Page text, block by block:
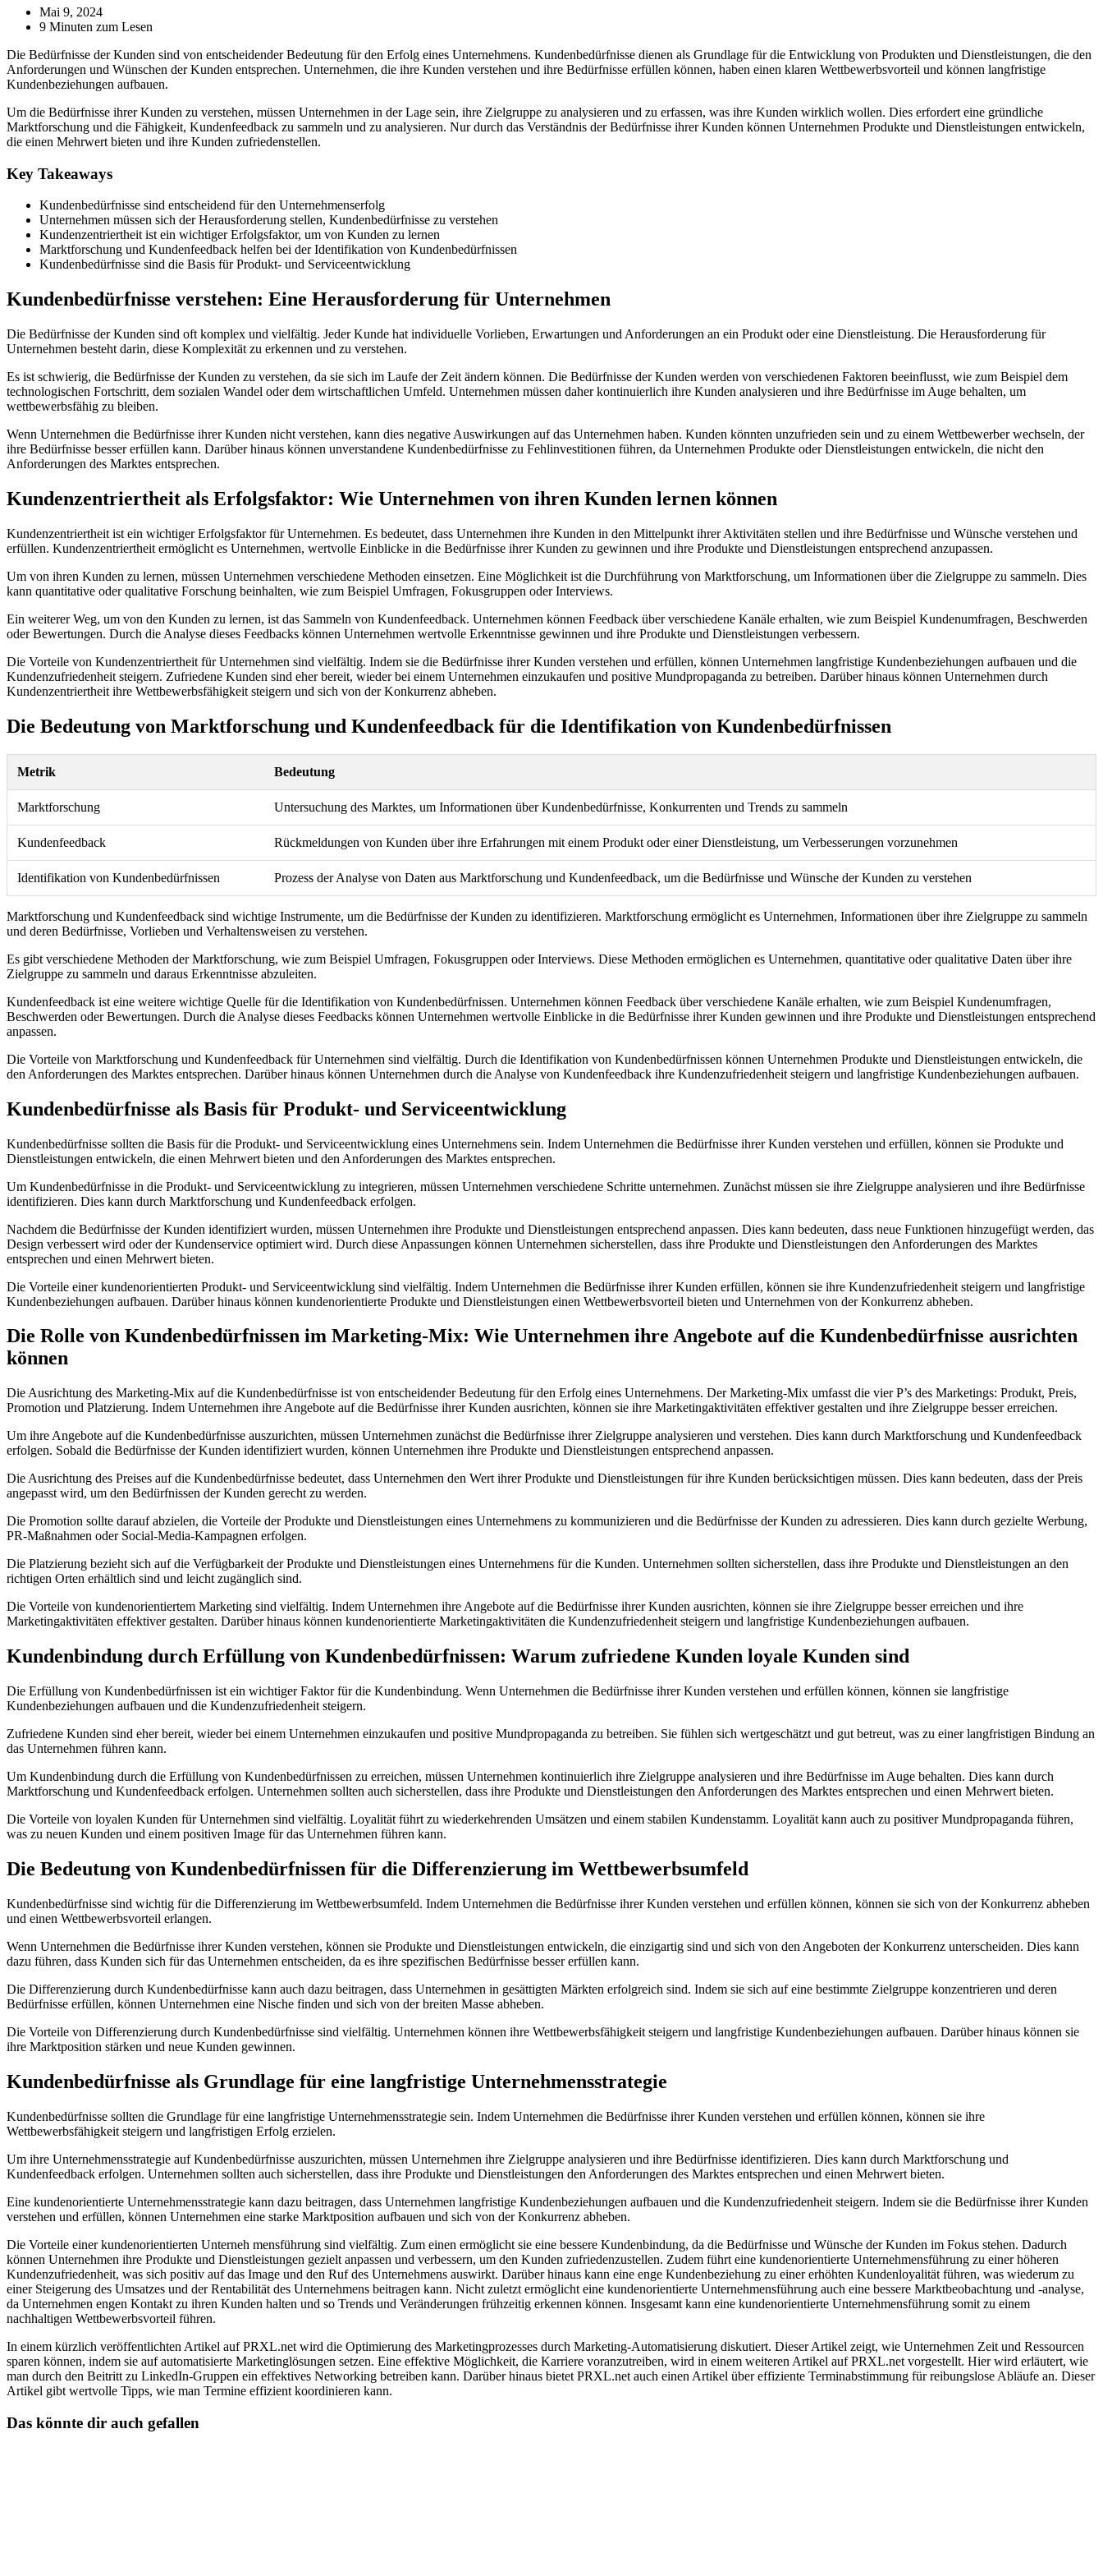
Mai 9, 2024
9 Minuten zum Lesen
Die Bedürfnisse der Kunden sind von entscheidender Bedeutung für den Erfolg eines Unternehmens. Kundenbedürfnisse dienen als Grundlage für die Entwicklung von Produkten und Dienstleistungen, die den
Anforderungen und Wünschen der Kunden entsprechen. Unternehmen, die ihre Kunden verstehen und ihre Bedürfnisse erfüllen können, haben einen klaren Wettbewerbsvorteil und können langfristige
Kundenbeziehungen aufbauen.
Um die Bedürfnisse ihrer Kunden zu verstehen, müssen Unternehmen in der Lage sein, ihre Zielgruppe zu analysieren und zu erfassen, was ihre Kunden wirklich wollen. Dies erfordert eine gründliche
Marktforschung und die Fähigkeit, Kundenfeedback zu sammeln und zu analysieren. Nur durch das Verständnis der Bedürfnisse ihrer Kunden können Unternehmen Produkte und Dienstleistungen entwickeln,
die einen Mehrwert bieten und ihre Kunden zufriedenstellen.
Key Takeaways
Kundenbedürfnisse sind entscheidend für den Unternehmenserfolg
Unternehmen müssen sich der Herausforderung stellen, Kundenbedürfnisse zu verstehen
Kundenzentriertheit ist ein wichtiger Erfolgsfaktor, um von Kunden zu lernen
Marktforschung und Kundenfeedback helfen bei der Identifikation von Kundenbedürfnissen
Kundenbedürfnisse sind die Basis für Produkt- und Serviceentwicklung
Kundenbedürfnisse verstehen: Eine Herausforderung für Unternehmen
Die Bedürfnisse der Kunden sind oft komplex und vielfältig. Jeder Kunde hat individuelle Vorlieben, Erwartungen und Anforderungen an ein Produkt oder eine Dienstleistung. Die Herausforderung für
Unternehmen besteht darin, diese Komplexität zu erkennen und zu verstehen.
Es ist schwierig, die Bedürfnisse der Kunden zu verstehen, da sie sich im Laufe der Zeit ändern können. Die Bedürfnisse der Kunden werden von verschiedenen Faktoren beeinflusst, wie zum Beispiel dem
technologischen Fortschritt, dem sozialen Wandel oder dem wirtschaftlichen Umfeld. Unternehmen müssen daher kontinuierlich ihre Kunden analysieren und ihre Bedürfnisse im Auge behalten, um
wettbewerbsfähig zu bleiben.
Wenn Unternehmen die Bedürfnisse ihrer Kunden nicht verstehen, kann dies negative Auswirkungen auf das Unternehmen haben. Kunden könnten unzufrieden sein und zu einem Wettbewerber wechseln, der
ihre Bedürfnisse besser erfüllen kann. Darüber hinaus können unverstandene Kundenbedürfnisse zu Fehlinvestitionen führen, da Unternehmen Produkte oder Dienstleistungen entwickeln, die nicht den
Anforderungen des Marktes entsprechen.
Kundenzentriertheit als Erfolgsfaktor: Wie Unternehmen von ihren Kunden lernen können
Kundenzentriertheit ist ein wichtiger Erfolgsfaktor für Unternehmen. Es bedeutet, dass Unternehmen ihre Kunden in den Mittelpunkt ihrer Aktivitäten stellen und ihre Bedürfnisse und Wünsche verstehen und
erfüllen. Kundenzentriertheit ermöglicht es Unternehmen, wertvolle Einblicke in die Bedürfnisse ihrer Kunden zu gewinnen und ihre Produkte und Dienstleistungen entsprechend anzupassen.
Um von ihren Kunden zu lernen, müssen Unternehmen verschiedene Methoden einsetzen. Eine Möglichkeit ist die Durchführung von Marktforschung, um Informationen über die Zielgruppe zu sammeln. Dies
kann quantitative oder qualitative Forschung beinhalten, wie zum Beispiel Umfragen, Fokusgruppen oder Interviews.
Ein weiterer Weg, um von den Kunden zu lernen, ist das Sammeln von Kundenfeedback. Unternehmen können Feedback über verschiedene Kanäle erhalten, wie zum Beispiel Kundenumfragen, Beschwerden
oder Bewertungen. Durch die Analyse dieses Feedbacks können Unternehmen wertvolle Erkenntnisse gewinnen und ihre Produkte und Dienstleistungen verbessern.
Die Vorteile von Kundenzentriertheit für Unternehmen sind vielfältig. Indem sie die Bedürfnisse ihrer Kunden verstehen und erfüllen, können Unternehmen langfristige Kundenbeziehungen aufbauen und die
Kundenzufriedenheit steigern. Zufriedene Kunden sind eher bereit, wieder bei einem Unternehmen einzukaufen und positive Mundpropaganda zu betreiben. Darüber hinaus können Unternehmen durch
Kundenzentriertheit ihre Wettbewerbsfähigkeit steigern und sich von der Konkurrenz abheben.
Die Bedeutung von Marktforschung und Kundenfeedback für die Identifikation von Kundenbedürfnissen
Metrik Bedeutung
Marktforschung Untersuchung des Marktes, um Informationen über Kundenbedürfnisse, Konkurrenten und Trends zu sammeln
Kundenfeedback Rückmeldungen von Kunden über ihre Erfahrungen mit einem Produkt oder einer Dienstleistung, um Verbesserungen vorzunehmen
Identifikation von Kundenbedürfnissen Prozess der Analyse von Daten aus Marktforschung und Kundenfeedback, um die Bedürfnisse und Wünsche der Kunden zu verstehen
Marktforschung und Kundenfeedback sind wichtige Instrumente, um die Bedürfnisse der Kunden zu identifizieren. Marktforschung ermöglicht es Unternehmen, Informationen über ihre Zielgruppe zu sammeln
und deren Bedürfnisse, Vorlieben und Verhaltensweisen zu verstehen.
Es gibt verschiedene Methoden der Marktforschung, wie zum Beispiel Umfragen, Fokusgruppen oder Interviews. Diese Methoden ermöglichen es Unternehmen, quantitative oder qualitative Daten über ihre
Zielgruppe zu sammeln und daraus Erkenntnisse abzuleiten.
Kundenfeedback ist eine weitere wichtige Quelle für die Identifikation von Kundenbedürfnissen. Unternehmen können Feedback über verschiedene Kanäle erhalten, wie zum Beispiel Kundenumfragen,
Beschwerden oder Bewertungen. Durch die Analyse dieses Feedbacks können Unternehmen wertvolle Einblicke in die Bedürfnisse ihrer Kunden gewinnen und ihre Produkte und Dienstleistungen entsprechend
anpassen.
Die Vorteile von Marktforschung und Kundenfeedback für Unternehmen sind vielfältig. Durch die Identifikation von Kundenbedürfnissen können Unternehmen Produkte und Dienstleistungen entwickeln, die
den Anforderungen des Marktes entsprechen. Darüber hinaus können Unternehmen durch die Analyse von Kundenfeedback ihre Kundenzufriedenheit steigern und langfristige Kundenbeziehungen aufbauen.
Kundenbedürfnisse als Basis für Produkt- und Serviceentwicklung
Kundenbedürfnisse sollten die Basis für die Produkt- und Serviceentwicklung eines Unternehmens sein. Indem Unternehmen die Bedürfnisse ihrer Kunden verstehen und erfüllen, können sie Produkte und
Dienstleistungen entwickeln, die einen Mehrwert bieten und den Anforderungen des Marktes entsprechen.
Um Kundenbedürfnisse in die Produkt- und Serviceentwicklung zu integrieren, müssen Unternehmen verschiedene Schritte unternehmen. Zunächst müssen sie ihre Zielgruppe analysieren und ihre Bedürfnisse
identifizieren. Dies kann durch Marktforschung und Kundenfeedback erfolgen.
Nachdem die Bedürfnisse der Kunden identifiziert wurden, müssen Unternehmen ihre Produkte und Dienstleistungen entsprechend anpassen. Dies kann bedeuten, dass neue Funktionen hinzugefügt werden, das
Design verbessert wird oder der Kundenservice optimiert wird. Durch diese Anpassungen können Unternehmen sicherstellen, dass ihre Produkte und Dienstleistungen den Anforderungen des Marktes
entsprechen und einen Mehrwert bieten.
Die Vorteile einer kundenorientierten Produkt- und Serviceentwicklung sind vielfältig. Indem Unternehmen die Bedürfnisse ihrer Kunden erfüllen, können sie ihre Kundenzufriedenheit steigern und langfristige
Kundenbeziehungen aufbauen. Darüber hinaus können kundenorientierte Produkte und Dienstleistungen einen Wettbewerbsvorteil bieten und Unternehmen von der Konkurrenz abheben.
Die Rolle von Kundenbedürfnissen im Marketing-Mix: Wie Unternehmen ihre Angebote auf die Kundenbedürfnisse ausrichten
können
Die Ausrichtung des Marketing-Mix auf die Kundenbedürfnisse ist von entscheidender Bedeutung für den Erfolg eines Unternehmens. Der Marketing-Mix umfasst die vier P’s des Marketings: Produkt, Preis,
Promotion und Platzierung. Indem Unternehmen ihre Angebote auf die Bedürfnisse ihrer Kunden ausrichten, können sie ihre Marketingaktivitäten effektiver gestalten und ihre Zielgruppe besser erreichen.
Um ihre Angebote auf die Kundenbedürfnisse auszurichten, müssen Unternehmen zunächst die Bedürfnisse ihrer Zielgruppe analysieren und verstehen. Dies kann durch Marktforschung und Kundenfeedback
erfolgen. Sobald die Bedürfnisse der Kunden identifiziert wurden, können Unternehmen ihre Produkte und Dienstleistungen entsprechend anpassen.
Die Ausrichtung des Preises auf die Kundenbedürfnisse bedeutet, dass Unternehmen den Wert ihrer Produkte und Dienstleistungen für ihre Kunden berücksichtigen müssen. Dies kann bedeuten, dass der Preis
angepasst wird, um den Bedürfnissen der Kunden gerecht zu werden.
Die Promotion sollte darauf abzielen, die Vorteile der Produkte und Dienstleistungen eines Unternehmens zu kommunizieren und die Bedürfnisse der Kunden zu adressieren. Dies kann durch gezielte Werbung,
PR-Maßnahmen oder Social-Media-Kampagnen erfolgen.
Die Platzierung bezieht sich auf die Verfügbarkeit der Produkte und Dienstleistungen eines Unternehmens für die Kunden. Unternehmen sollten sicherstellen, dass ihre Produkte und Dienstleistungen an den
richtigen Orten erhältlich sind und leicht zugänglich sind.
Die Vorteile von kundenorientiertem Marketing sind vielfältig. Indem Unternehmen ihre Angebote auf die Bedürfnisse ihrer Kunden ausrichten, können sie ihre Zielgruppe besser erreichen und ihre
Marketingaktivitäten effektiver gestalten. Darüber hinaus können kundenorientierte Marketingaktivitäten die Kundenzufriedenheit steigern und langfristige Kundenbeziehungen aufbauen.
Kundenbindung durch Erfüllung von Kundenbedürfnissen: Warum zufriedene Kunden loyale Kunden sind
Die Erfüllung von Kundenbedürfnissen ist ein wichtiger Faktor für die Kundenbindung. Wenn Unternehmen die Bedürfnisse ihrer Kunden verstehen und erfüllen können, können sie langfristige
Kundenbeziehungen aufbauen und die Kundenzufriedenheit steigern.
Zufriedene Kunden sind eher bereit, wieder bei einem Unternehmen einzukaufen und positive Mundpropaganda zu betreiben. Sie fühlen sich wertgeschätzt und gut betreut, was zu einer langfristigen Bindung an
das Unternehmen führen kann.
Um Kundenbindung durch die Erfüllung von Kundenbedürfnissen zu erreichen, müssen Unternehmen kontinuierlich ihre Zielgruppe analysieren und ihre Bedürfnisse im Auge behalten. Dies kann durch
Marktforschung und Kundenfeedback erfolgen. Unternehmen sollten auch sicherstellen, dass ihre Produkte und Dienstleistungen den Anforderungen des Marktes entsprechen und einen Mehrwert bieten.
Die Vorteile von loyalen Kunden für Unternehmen sind vielfältig. Loyalität führt zu wiederkehrenden Umsätzen und einem stabilen Kundenstamm. Loyalität kann auch zu positiver Mundpropaganda führen,
was zu neuen Kunden und einem positiven Image für das Unternehmen führen kann.
Die Bedeutung von Kundenbedürfnissen für die Differenzierung im Wettbewerbsumfeld
Kundenbedürfnisse sind wichtig für die Differenzierung im Wettbewerbsumfeld. Indem Unternehmen die Bedürfnisse ihrer Kunden verstehen und erfüllen können, können sie sich von der Konkurrenz abheben
und einen Wettbewerbsvorteil erlangen.
Wenn Unternehmen die Bedürfnisse ihrer Kunden verstehen, können sie Produkte und Dienstleistungen entwickeln, die einzigartig sind und sich von den Angeboten der Konkurrenz unterscheiden. Dies kann
dazu führen, dass Kunden sich für das Unternehmen entscheiden, da es ihre spezifischen Bedürfnisse besser erfüllen kann.
Die Differenzierung durch Kundenbedürfnisse kann auch dazu beitragen, dass Unternehmen in gesättigten Märkten erfolgreich sind. Indem sie sich auf eine bestimmte Zielgruppe konzentrieren und deren
Bedürfnisse erfüllen, können Unternehmen eine Nische finden und sich von der breiten Masse abheben.
Die Vorteile von Differenzierung durch Kundenbedürfnisse sind vielfältig. Unternehmen können ihre Wettbewerbsfähigkeit steigern und langfristige Kundenbeziehungen aufbauen. Darüber hinaus können sie
ihre Marktposition stärken und neue Kunden gewinnen.
Kundenbedürfnisse als Grundlage für eine langfristige Unternehmensstrategie
Kundenbedürfnisse sollten die Grundlage für eine langfristige Unternehmensstrategie sein. Indem Unternehmen die Bedürfnisse ihrer Kunden verstehen und erfüllen können, können sie ihre
Wettbewerbsfähigkeit steigern und langfristigen Erfolg erzielen.
Um ihre Unternehmensstrategie auf Kundenbedürfnisse auszurichten, müssen Unternehmen ihre Zielgruppe analysieren und ihre Bedürfnisse identifizieren. Dies kann durch Marktforschung und
Kundenfeedback erfolgen. Unternehmen sollten auch sicherstellen, dass ihre Produkte und Dienstleistungen den Anforderungen des Marktes entsprechen und einen Mehrwert bieten.
Eine kundenorientierte Unternehmensstrategie kann dazu beitragen, dass Unternehmen langfristige Kundenbeziehungen aufbauen und die Kundenzufriedenheit steigern. Indem sie die Bedürfnisse ihrer Kunden
verstehen und erfüllen, können Unternehmen eine starke Marktposition aufbauen und sich von der Konkurrenz abheben.
Die Vorteile einer kundenorientierten Unterneh mensführung sind vielfältig. Zum einen ermöglicht sie eine bessere Kundenbindung, da die Bedürfnisse und Wünsche der Kunden im Fokus stehen. Dadurch
können Unternehmen ihre Produkte und Dienstleistungen gezielt anpassen und verbessern, um den Kunden zufriedenzustellen. Zudem führt eine kundenorientierte Unternehmensführung zu einer höheren
Kundenzufriedenheit, was sich positiv auf das Image und den Ruf des Unternehmens auswirkt. Darüber hinaus kann eine enge Kundenbeziehung zu einer erhöhten Kundenloyalität führen, was wiederum zu
einer Steigerung des Umsatzes und der Rentabilität des Unternehmens beitragen kann. Nicht zuletzt ermöglicht eine kundenorientierte Unternehmensführung auch eine bessere Marktbeobachtung und -analyse,
da Unternehmen engen Kontakt zu ihren Kunden halten und so Trends und Veränderungen frühzeitig erkennen können. Insgesamt kann eine kundenorientierte Unternehmensführung somit zu einem
nachhaltigen Wettbewerbsvorteil führen.
In einem kürzlich veröffentlichten Artikel auf PRXL.net wird die Optimierung des Marketingprozesses durch Marketing-Automatisierung diskutiert. Dieser Artikel zeigt, wie Unternehmen Zeit und Ressourcen
sparen können, indem sie auf automatisierte Marketinglösungen setzen. Eine effektive Möglichkeit, die Karriere voranzutreiben, wird in einem weiteren Artikel auf PRXL.net vorgestellt. Hier wird erläutert, wie
man durch den Beitritt zu LinkedIn-Gruppen ein effektives Networking betreiben kann. Darüber hinaus bietet PRXL.net auch einen Artikel über effiziente Terminabstimmung für reibungslose Abläufe an. Dieser
Artikel gibt wertvolle Tipps, wie man Termine effizient koordinieren kann.
Das könnte dir auch gefallen